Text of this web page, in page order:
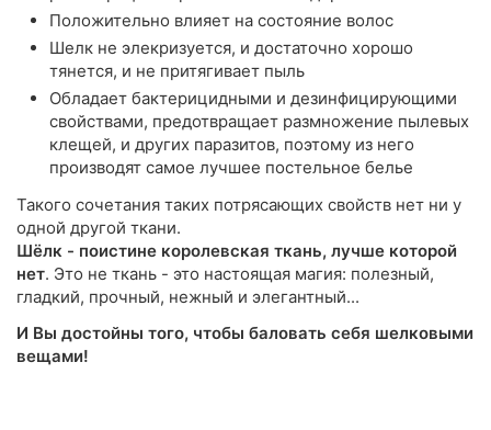
Положительно влияет на состояние волос
Шелк не элекризуется, и достаточно хорошо
тянется, и не притягивает пыль
Обладает бактерицидными и дезинфицирующими
свойствами, предотвращает размножение пылевых
клещей, и других паразитов, поэтому из него
производят самое лучшее постельное белье
Такого сочетания таких потрясающих свойств нет ни у
одной другой ткани.
Шёлк - поистине королевская ткань, лучше которой
нет. Это не ткань - это настоящая магия: полезный,
гладкий, прочный, нежный и элегантный...
И Вы достойны того, чтобы баловать себя шелковыми
вещами!